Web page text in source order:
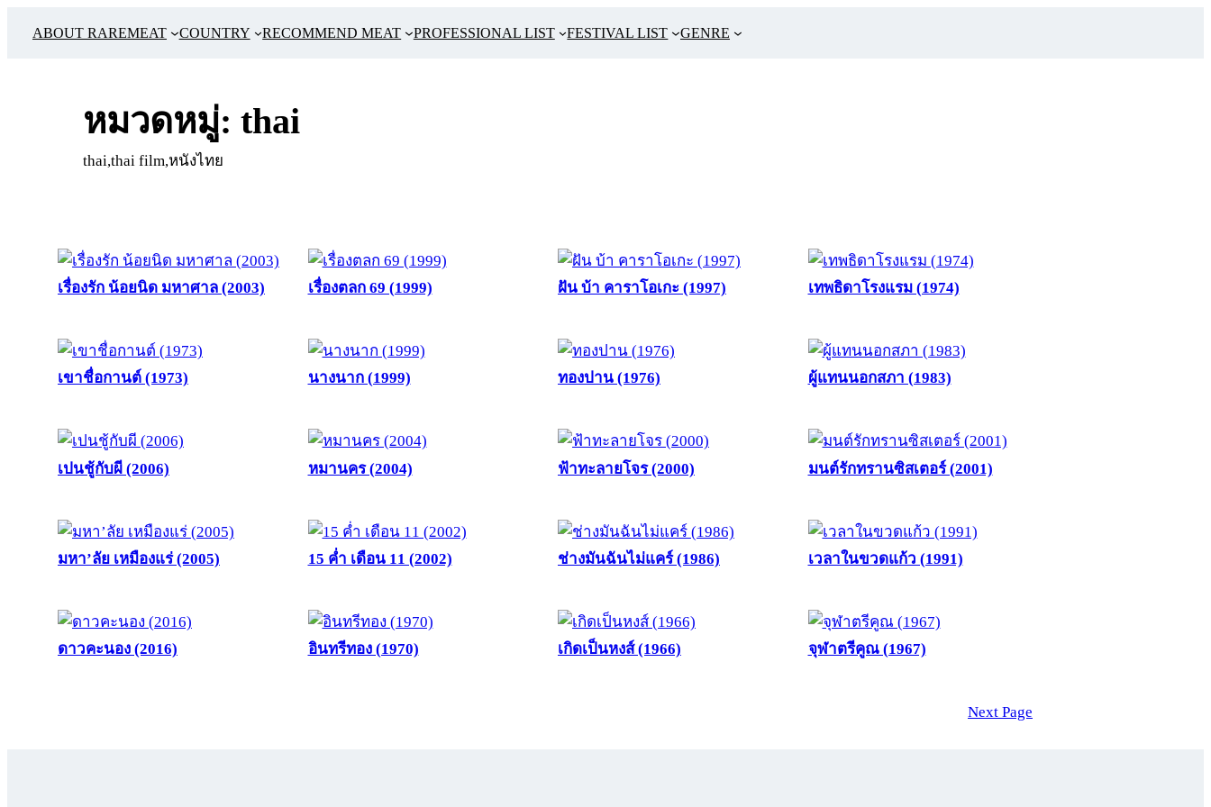
ABOUT RAREMEAT COUNTRY RECOMMEND MEAT PROFESSIONAL LIST FESTIVAL LIST GENRE
หมวดหมู่: thai
thai,thai film,หนังไทย
เรื่องรัก น้อยนิด มหาศาล (2003) เรื่องตลก 69 (1999) ฝัน บ้า คาราโอเกะ (1997) เทพธิดาโรงแรม (1974)
เขาชื่อกานต์ (1973) นางนาก (1999) ทองปาน (1976) ผู้แทนนอกสภา (1983)
เปนชู้กับผี (2006) หมานคร (2004) ฟ้าทะลายโจร (2000) มนต์รักทรานซิสเตอร์ (2001)
มหา’ลัย เหมืองแร่ (2005) 15 ค่ำ เดือน 11 (2002) ช่างมันฉันไม่แคร์ (1986) เวลาในขวดแก้ว (1991)
ดาวคะนอง (2016) อินทรีทอง (1970) เกิดเป็นหงส์ (1966) จุฬาตรีคูณ (1967)
Next Page